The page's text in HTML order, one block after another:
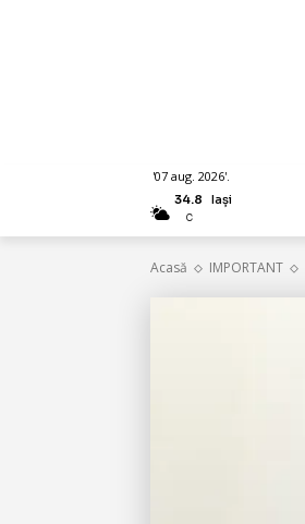
'07 aug. 2026'.
34.8
C
Iași
Acasă IMPORTANT